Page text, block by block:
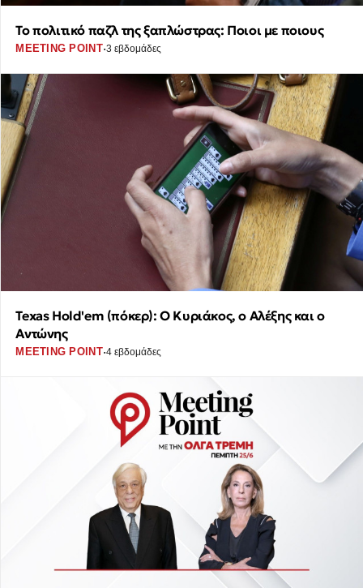
Το πολιτικό παζλ της ξαπλώστρας: Ποιοι με ποιους
MEETING POINT·3 εβδομάδες
Texas Hold'em (πόκερ): Ο Κυριάκος, ο Αλέξης και ο
Αντώνης
MEETING POINT·4 εβδομάδες